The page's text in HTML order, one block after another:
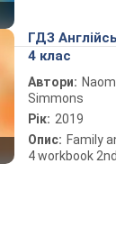
ГДЗ
4 клас
Автори:
Simmons
Рік: 2019
Опис: Family
4 workbook